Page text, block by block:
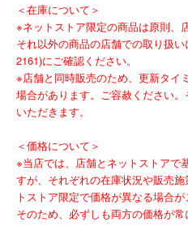
＜在庫について＞
※ネットストア限定の商品は原則、
それ以外の商品の店舗での取り扱
2161)にご確認ください。
※店舗と同時販売のため、更新タイ
場合があります。ご容赦ください
いただきます。
＜価格について＞
※当店では、店舗とネットストアで
すが、それぞれの在庫状況や販売
トストア限定で価格が異なる場合が
そのため、必ずしも両方の価格が常